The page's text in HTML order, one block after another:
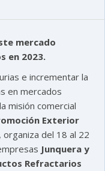
mercado
en 2023.
e incrementar la
en mercados
misión comercial
Exterior
, organiza del 18 al 22
Junquera y
Refractarios